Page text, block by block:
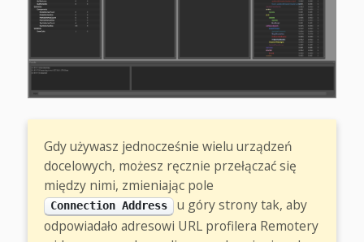
Gdy używasz jednocześnie wielu urządzeń
docelowych, możesz ręcznie przełączać się
między nimi, zmieniając pole
Connection Address
u góry strony tak, aby
odpowiadało adresowi URL profilera Remotery